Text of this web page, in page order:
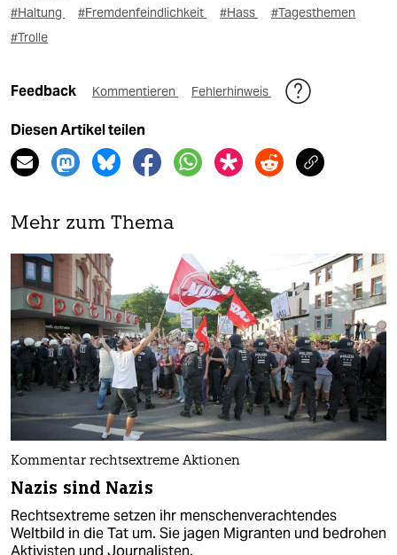
#Haltung #Fremdenfeindlichkeit #Hass
#Tagesthemen
#Trolle
Feedback Kommentieren Fehlerhinweis
Diesen Artikel teilen
Mehr zum Thema
Kommentar rechtsextreme Aktionen
Nazis sind Nazis
Rechtsextreme setzen ihr menschenverachtendes
Weltbild in die Tat um. Sie jagen Migranten und bedrohen
Aktivisten und Journalisten.